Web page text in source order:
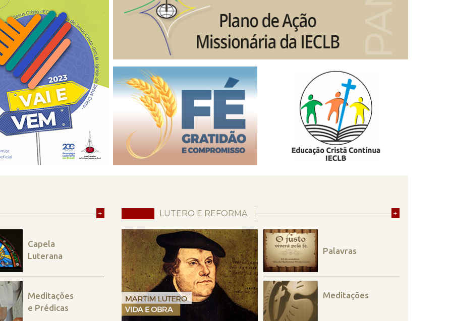
+
Capela
Luterana
Meditações
e Prédicas
LUTERO E REFORMA +
Palavras
Meditações